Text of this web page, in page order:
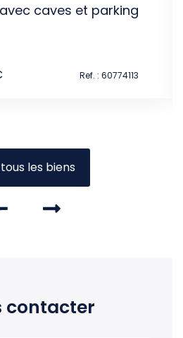
caves et parking
Ref. : 60774113
les biens
contacter